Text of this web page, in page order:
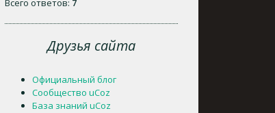
Всего ответов: 7
Друзья сайта
Официальный блог
Сообщество uCoz
База знаний uCoz